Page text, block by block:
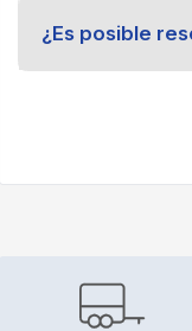
¿Es posible